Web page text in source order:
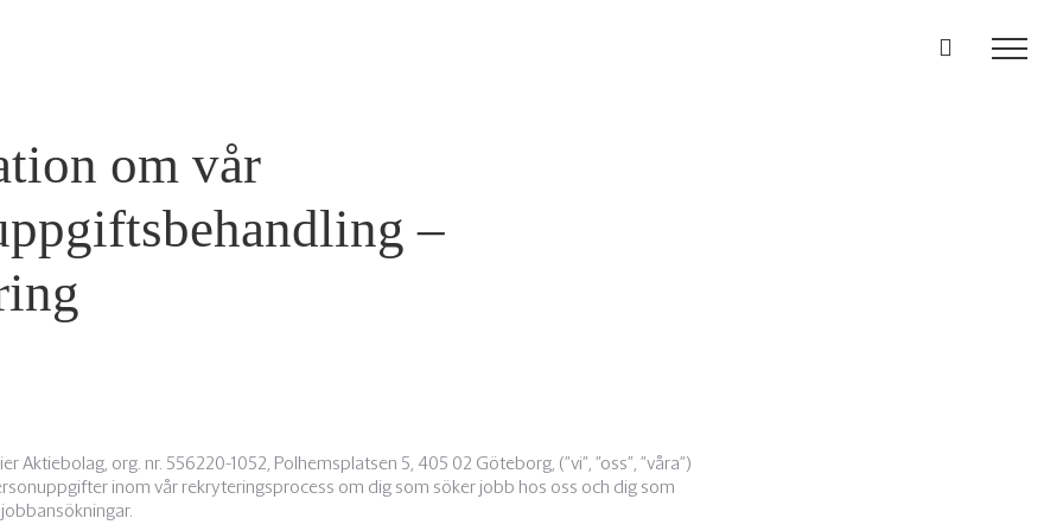
om vår
–
Aktiebolag, org. nr. 556220-1052, Polhemsplatsen 5, 405 02 Göteborg, (”vi”, ”oss”, ”våra”)
inom vår rekryteringsprocess om dig som söker jobb hos oss och dig som